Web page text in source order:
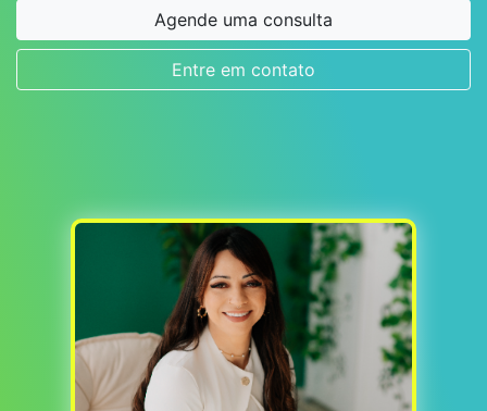
Agende uma consulta
Entre em contato